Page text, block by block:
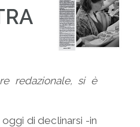
redazionale, si è
oggi di declinarsi -in